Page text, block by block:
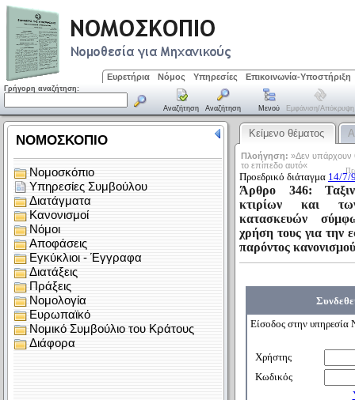
Ευρετήρια Νόμος Υπηρεσίες Επικοινωνία-Υποστήριξη
Γρήγορη αναζήτηση:
Αναζήτηση Αναζήτηση Μενού Εμφάνιση/απόκρυψη
Κείμενο θέματος